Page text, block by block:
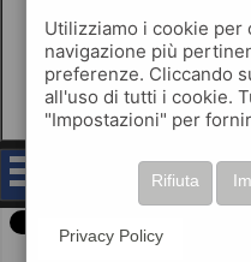
notizie
Utilizziamo i cookie
navigazione più
preferenze. Cliccando
all'uso di tutti i cookie.
"Impostazioni" per
Rifiuta
Privacy Policy